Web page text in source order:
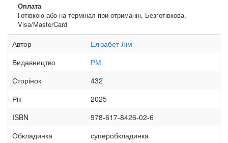
Оплата
Готівкою або на термінал при отриманні, Безготівкова,
Visa/MasterCard
Автор
Елізабет Лім
Видавництво
РМ
Сторінок
432
Рік
2025
ISBN
978-617-8426-02-6
Обкладинка
суперобкладинка